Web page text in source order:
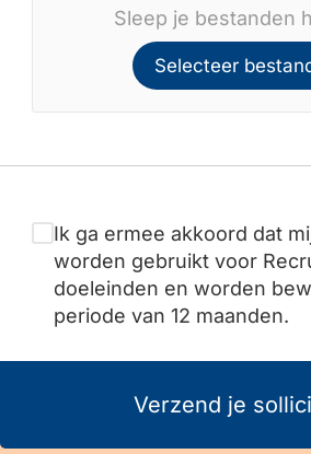
Sleep je bestanden
Selecteer
Ik ga ermee akkoord dat
worden gebruikt voor
doeleinden en worden
periode van 12 maanden.
Verzend je